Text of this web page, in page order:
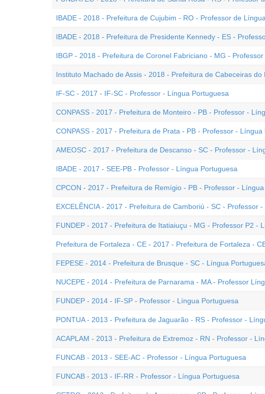
IBADE - 2018 - Prefeitura de Cujubim - RO - Professor de
IBADE - 2018 - Prefeitura de Presidente Kennedy - ES -
IBGP - 2018 - Prefeitura de Coronel Fabriciano - MG -
Instituto Machado de Assis - 2018 - Prefeitura de Cabeceiras
IF-SC - 2017 - IF-SC - Professor - Língua Portuguesa
CONPASS - 2017 - Prefeitura de Monteiro - PB - Professor -
CONPASS - 2017 - Prefeitura de Prata - PB - Professor - Língua
AMEOSC - 2017 - Prefeitura de Descanso - SC - Professor -
IBADE - 2017 - SEE-PB - Professor - Língua Portuguesa
CPCON - 2017 - Prefeitura de Remígio - PB - Professor -
EXCELÊNCIA - 2017 - Prefeitura de Camboriú - SC - Professor
FUNDEP - 2017 - Prefeitura de Itatiaiuçu - MG - Professor P2 -
Prefeitura de Fortaleza - CE - 2017 - Prefeitura de Fortaleza -
FEPESE - 2014 - Prefeitura de Brusque - SC - Língua
NUCEPE - 2014 - Prefeitura de Parnarama - MA - Professor
FUNDEP - 2014 - IF-SP - Professor - Língua Portuguesa
PONTUA - 2013 - Prefeitura de Jaguarão - RS - Professor -
ACAPLAM - 2013 - Prefeitura de Extremoz - RN - Professor -
FUNCAB - 2013 - SEE-AC - Professor - Língua Portuguesa
FUNCAB - 2013 - IF-RR - Professor - Língua Portuguesa